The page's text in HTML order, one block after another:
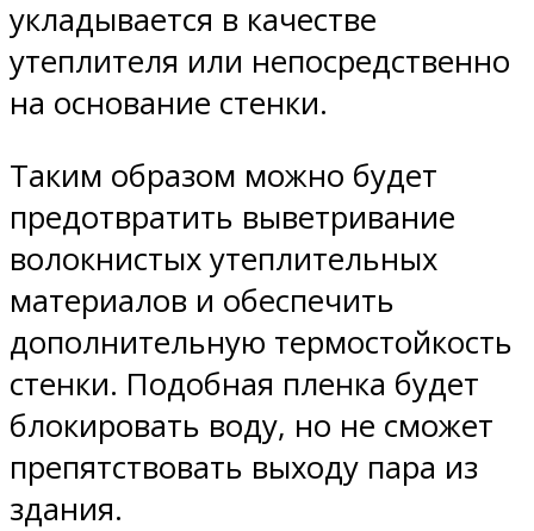
укладывается в качестве
утеплителя или непосредственно
на основание стенки.
Таким образом можно будет
предотвратить выветривание
волокнистых утеплительных
материалов и обеспечить
дополнительную термостойкость
стенки. Подобная пленка будет
блокировать воду, но не сможет
препятствовать выходу пара из
здания.